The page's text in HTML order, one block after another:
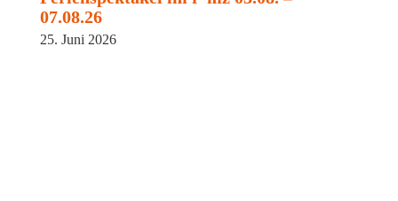
07.08.26
25. Juni 2026